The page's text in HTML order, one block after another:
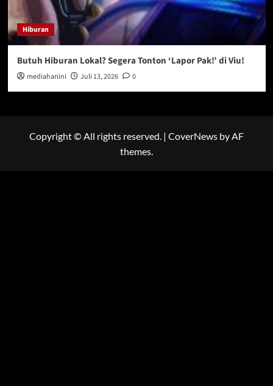
Hiburan
Butuh Hiburan Lokal? Segera Tonton ‘Lapor Pak!’ di Viu!
mediahariini Juli 13, 2026 0
Copyright © All rights reserved. | CoverNews by AF
themes.